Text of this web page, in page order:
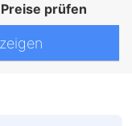
prüfen